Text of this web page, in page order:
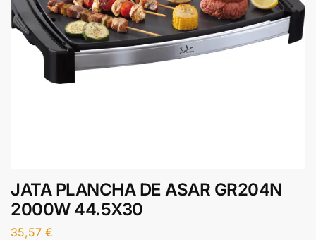
JATA PLANCHA DE ASAR GR204N
2000W 44.5X30
35,57 €